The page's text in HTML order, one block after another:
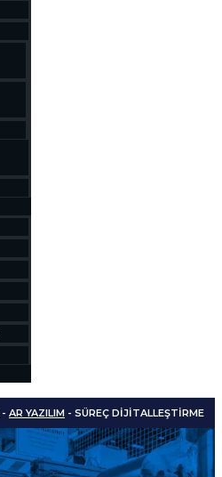
- AR YAZILIM - SÜREÇ DIJITALLEŞTIRME